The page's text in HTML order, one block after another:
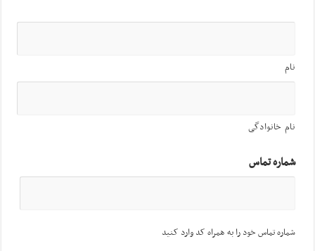
نام
نام خانوادگی
شماره تماس
شماره تماس خود را به همراه کد وارد کنید